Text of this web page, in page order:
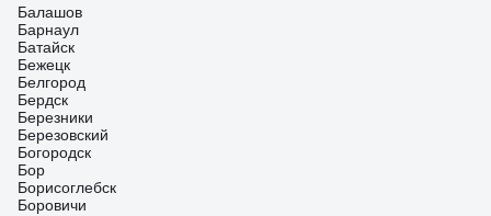
Балашов
Барнаул
Батайск
Бежецк
Белгород
Бердск
Березники
Березовский
Богородск
Бор
Борисоглебск
Боровичи